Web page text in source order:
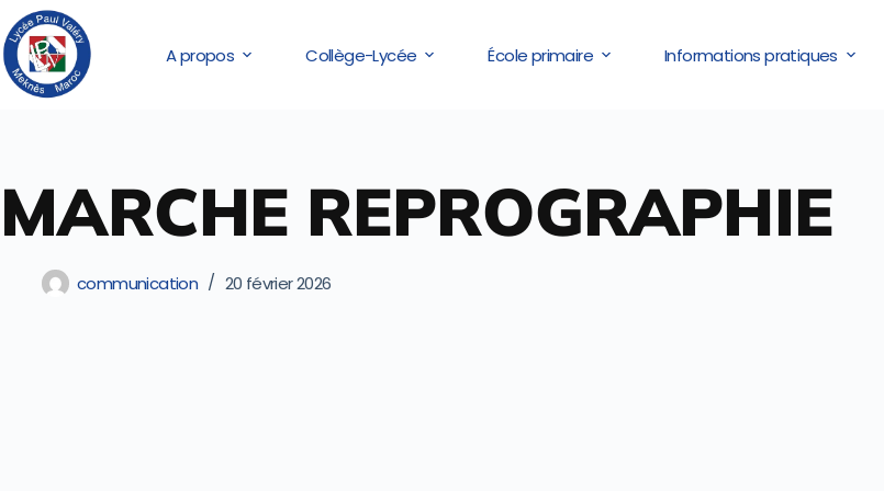
A propos Collège-Lycée École primaire Informations pratiques
MARCHE REPROGRAPHIE
communication 20 février 2026